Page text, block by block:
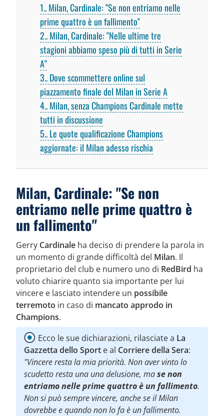
1. Milan, Cardinale: "Se non entriamo nelle
prime quattro è un fallimento"
2. Milan, Cardinale: "Nelle ultime tre
stagioni abbiamo speso più di tutti in Serie
A"
3. Dove scommettere online sul
piazzamento finale del Milan in Serie A
4. Milan, senza Champions Cardinale mette
tutti in discussione
5. Le quote qualificazione Champions
aggiornate: il Milan adesso rischia
Milan, Cardinale: "Se non
entriamo nelle prime quattro è
un fallimento"
Gerry Cardinale ha deciso di prendere la parola in
un momento di grande difficoltà del Milan. Il
proprietario del club e numero uno di RedBird ha
voluto chiarire quanto sia importante per lui
vincere e lasciato intendere un possibile
terremoto in caso di mancato approdo in
Champions.
Ecco le sue dichiarazioni, rilasciate a La
Gazzetta dello Sport e al Corriere della Sera:
"Vincere resta la mia priorità. Non aver vinto lo
scudetto resta una una delusione, mase non
entriamo nelle prime quattro è un fallimento.
Non si può sempre vincere, anche se il Milan
dovrebbe e quando non lo fa è un fallimento.